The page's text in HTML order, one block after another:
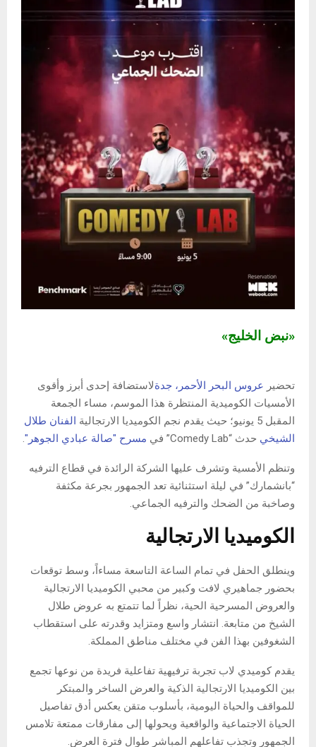
«نبض الخليج»
تحضير عروس البحر الأحمر، جدةلاستضافة إحدى أبرز وأقوى
الأمسيات الكوميدية المنتظرة هذا الموسم، مساء الجمعة
المقبل 5 يونيو؛ حيث يقدم نجم الكوميديا ​​الارتجالية
الفنان طلال
الشيخي حدث “Comedy Lab” في مسرح "صالة عبادي الجوهر".
وتنظم الأمسية وتشرف عليها الشركة الرائدة في قطاع الترفيه
“بانشمارك” في ليلة استثنائية تعد الجمهور بجرعة مكثفة
وصاخبة من الضحك والترفيه الجماعي.
الكوميديا ​​الارتجالية
وينطلق الحفل في تمام الساعة التاسعة مساءاً، وسط توقعات
بحضور جماهيري لافت وكبير من محبي الكوميديا ​​الارتجالية
والعروض المسرحية الحية، نظراً لما تتمتع به عروض طلال
الشيخ من متابعة. انتشار واسع ومتزايد وقدرته على استقطاب
الشغوفين بهذا الفن في مختلف مناطق المملكة.
يقدم كوميدي لاب تجربة ترفيهية تفاعلية فريدة من نوعها تجمع
بين الكوميديا ​​الارتجالية الذكية والعرض الساخر والمبتكر
للمواقف والحياة اليومية، بأسلوب متقن يعكس أدق تفاصيل
الحياة الاجتماعية والواقعية ويحولها إلى مفارقات ممتعة تلامس
الجمهور وتجذب تفاعلهم المباشر طوال فترة العرض.